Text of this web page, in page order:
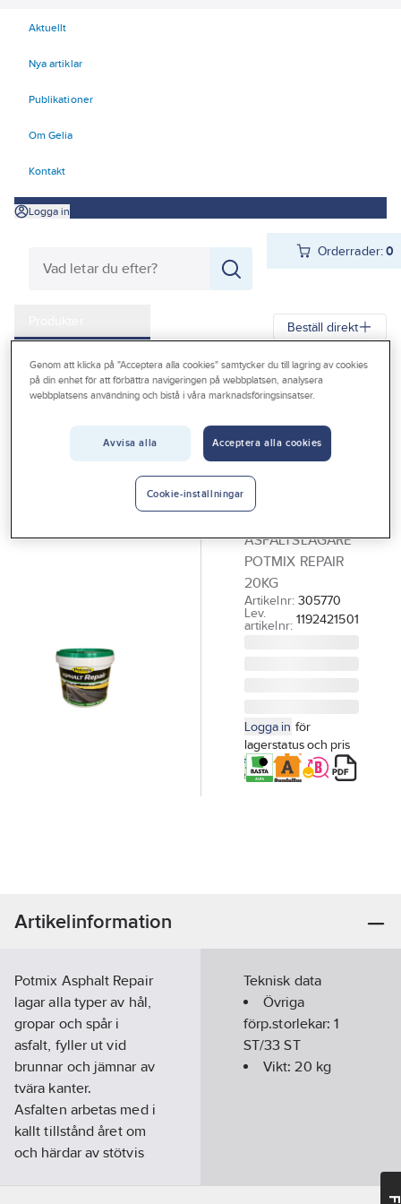
Aktuellt
Nya artiklar
Publikationer
Om Gelia
Kontakt
Logga in
Orderrader:0
Outlet
Beställ direkt
Gelia Produkter Förbrukningsvaror
Kemteknik
Fog- och tätmassor - spackel
Kallasfalt och taktätning
POTMIX
Asfaltlagare
Repair
ASFALTSLAGARE
POTMIX REPAIR
20KG
Artikelnr: 305770
Lev.
artikelnr: 1192421501
Logga in för
lagerstatus och pris
Artikelinformation
Potmix Asphalt Repair
lagar alla typer av hål,
gropar och spår i
asfalt, fyller ut vid
brunnar och jämnar av
tvära kanter.
Asfalten arbetas med i
kallt tillstånd året om
och härdar av stötvis
Teknisk data
Övriga
förp.storlekar:1
ST/33 ST
Vikt:20 kg
Genom att klicka på "Acceptera alla cookies" samtycker du till lagring av cookies
på din enhet för att förbättra navigeringen på webbplatsen, analysera
webbplatsens användning och bistå i våra marknadsföringsinsatser.
Avvisa alla Acceptera alla cookies
Cookie-inställningar